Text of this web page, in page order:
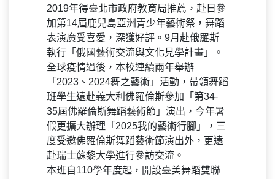
2019年得臺北市政府教育局推薦，赴日參
加第14屆鹿兒島亞洲青少年藝術祭，舞蹈
表演廣受喜愛，深獲好評。9月赴俄羅斯
執行「俄國藝術交流與文化見學計畫」。
全球疫情過後，本校連續兩年舉辦
「2023、2024舞之藝術」活動，帶領舞蹈
班學生遠赴義大利佛羅倫斯參加「第34-
35屆佛羅倫斯舞蹈藝術節」演出，今年暑
假更擴大辦理「2025我的藝術行腳」，三
度受邀佛羅倫斯舞蹈藝術節演出外，更遠
赴瑞士蘇黎大學進行參訪交流。
本班自110學年度起，開設臺美舞蹈雙聯